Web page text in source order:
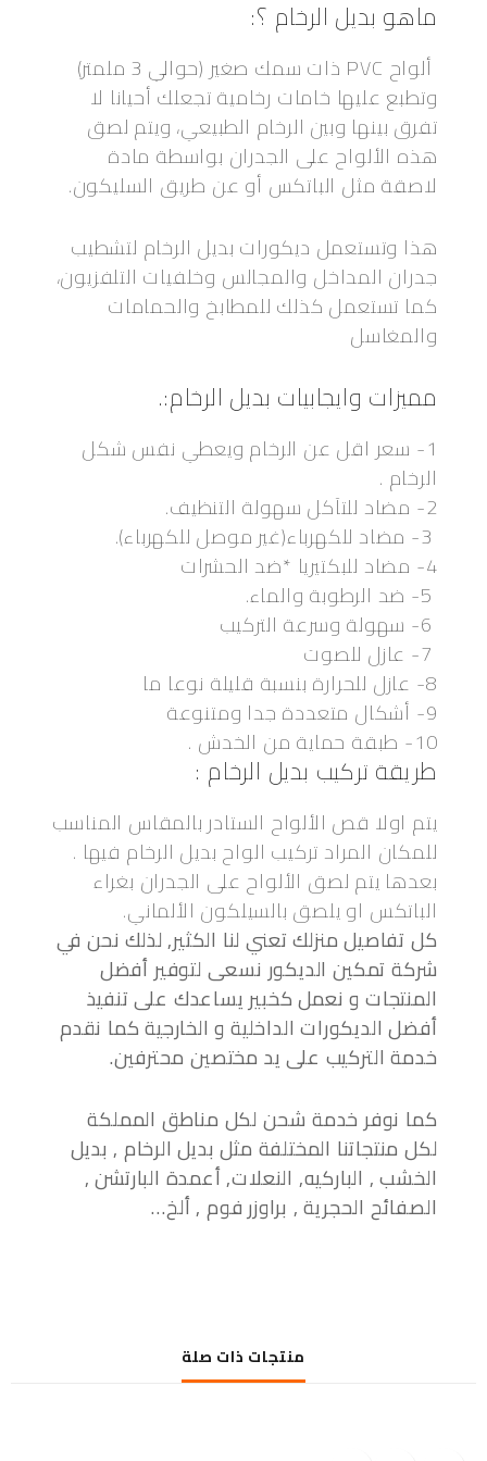
ماهو بديل الرخام ؟:
ألواح PVC ذات سمك صغير (حوالي 3 ملمتر)
وتطبع عليها خامات رخامية تجعلك أحيانا لا
تفرق بينها وبين الرخام الطبيعي، ويتم لصق
هذه الألواح على الجدران بواسطة مادة
لاصقة مثل الباتكس أو عن طريق السليكون.
هذا وتستعمل ديكورات بديل الرخام لتشطيب
جدران المداخل والمجالس وخلفيات التلفزيون،
كما تستعمل كذلك للمطابخ والحمامات
والمغاسل
مميزات وايجابيات بديل الرخام:.
1- سعر اقل عن الرخام ويعطي نفس شكل
الرخام .
2- مضاد للتآكل سهولة التنظيف.
4- مضاد للبكتيريا *ضد الحشرات
8- عازل للحرارة بنسبة قليلة نوعا ما
9- أشكال متعددة جدا ومتنوعة
10- طبقة حماية من الخدش .
طريقة تركيب بديل الرخام :
يتم اولا قص الألواح الستادر بالمقاس المناسب
للمكان المراد تركيب الواح بديل الرخام فيها .
بعدها يتم لصق الألواح على الجدران بغراء
الباتكس او يلصق بالسيلكون الألماني.
كل تفاصيل منزلك تعني لنا الكثير, لذلك نحن في
شركة تمكين الديكور نسعى لتوفير أفضل
المنتجات و نعمل كخبير يساعدك على تنفيذ
أفضل الديكورات الداخلية و الخارجية كما نقدم
خدمة التركيب على يد مختصين محترفين.
كما نوفر خدمة شحن لكل مناطق المملكة
لكل منتجاتنا المختلفة مثل بديل الرخام , بديل
الخشب , الباركيه, النعلات, أعمدة البارتشن ,
الصفائح الحجرية , براوزر فوم , ألخ…
منتجات ذات صلة